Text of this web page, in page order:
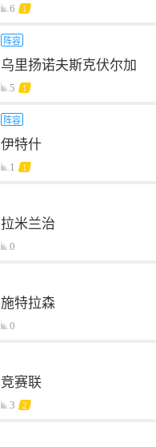
6 1
阵容
乌里扬诺夫斯克伏尔加
5 1
阵容
伊特什
1 1
拉米兰治
0
施特拉森
0
竞赛联
3 2